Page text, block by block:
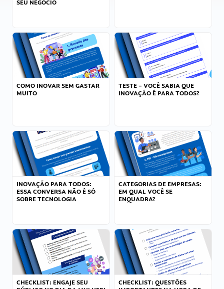
SEU NEGÓCIO
COMO INOVAR SEM GASTAR
MUITO
TESTE – VOCÊ SABIA QUE
INOVAÇÃO É PARA TODOS?
INOVAÇÃO PARA TODOS:
ESSA CONVERSA NÃO É SÓ
SOBRE TECNOLOGIA
CATEGORIAS DE EMPRESAS:
EM QUAL VOCÊ SE
ENQUADRA?
CHECKLIST: ENGAJE SEU
CHECKLIST: QUESTÕES